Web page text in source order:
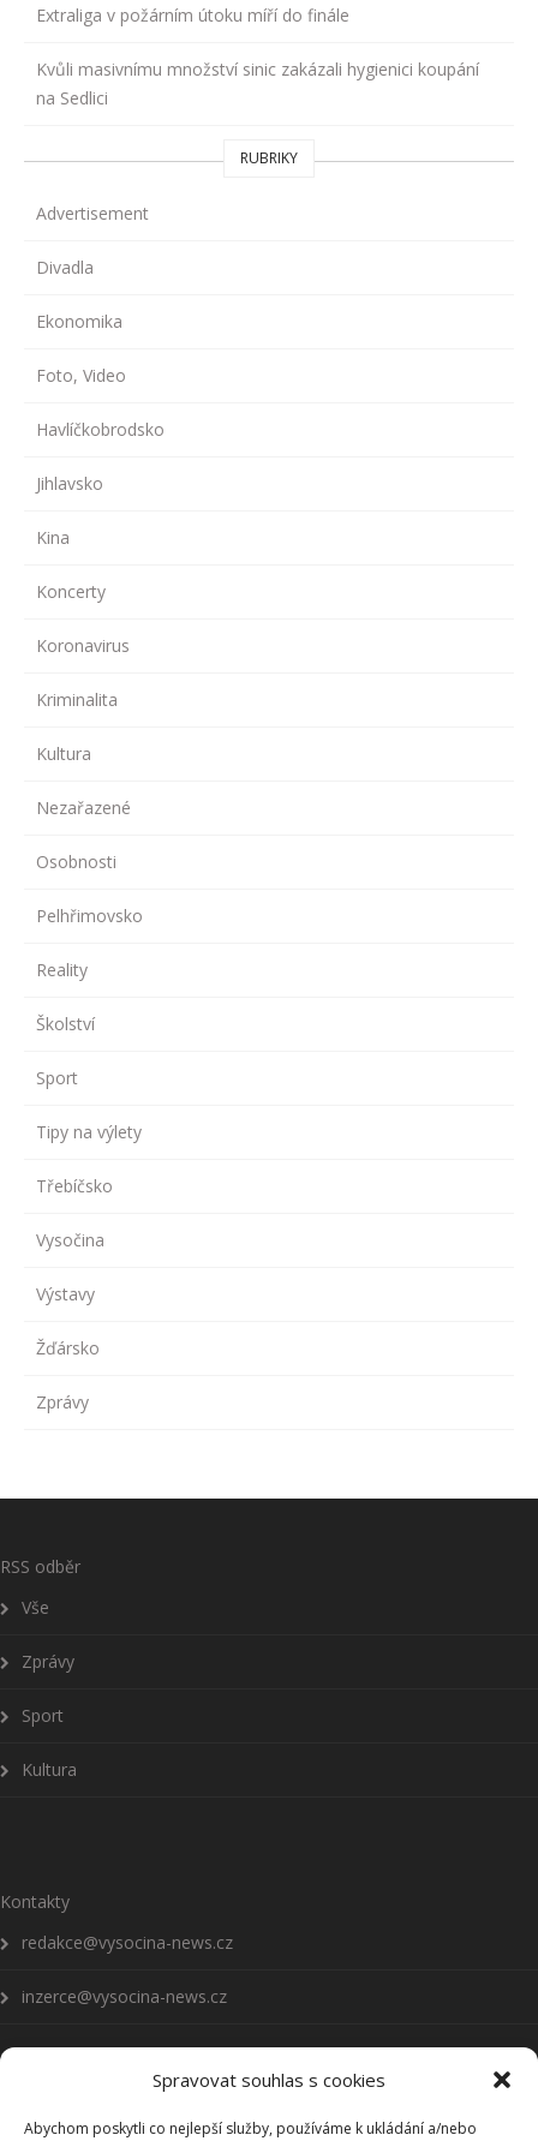
Spravovat souhlas s cookies
Abychom poskytli co nejlepší služby, používáme k ukládání a/nebo
Extraliga v požárním útoku míří do finále
Kvůli masivnímu množství sinic zakázali hygienici koupání
na Sedlici
RUBRIKY
Advertisement
Divadla
Ekonomika
Foto, Video
Havlíčkobrodsko
Jihlavsko
Kina
Koncerty
Koronavirus
Kriminalita
Kultura
Nezařazené
Osobnosti
Pelhřimovsko
Reality
Školství
Sport
Tipy na výlety
Třebíčsko
Vysočina
Výstavy
Žďársko
Zprávy
RSS odběr
Vše
Zprávy
Sport
Kultura
Kontakty
redakce@vysocina-news.cz
inzerce@vysocina-news.cz